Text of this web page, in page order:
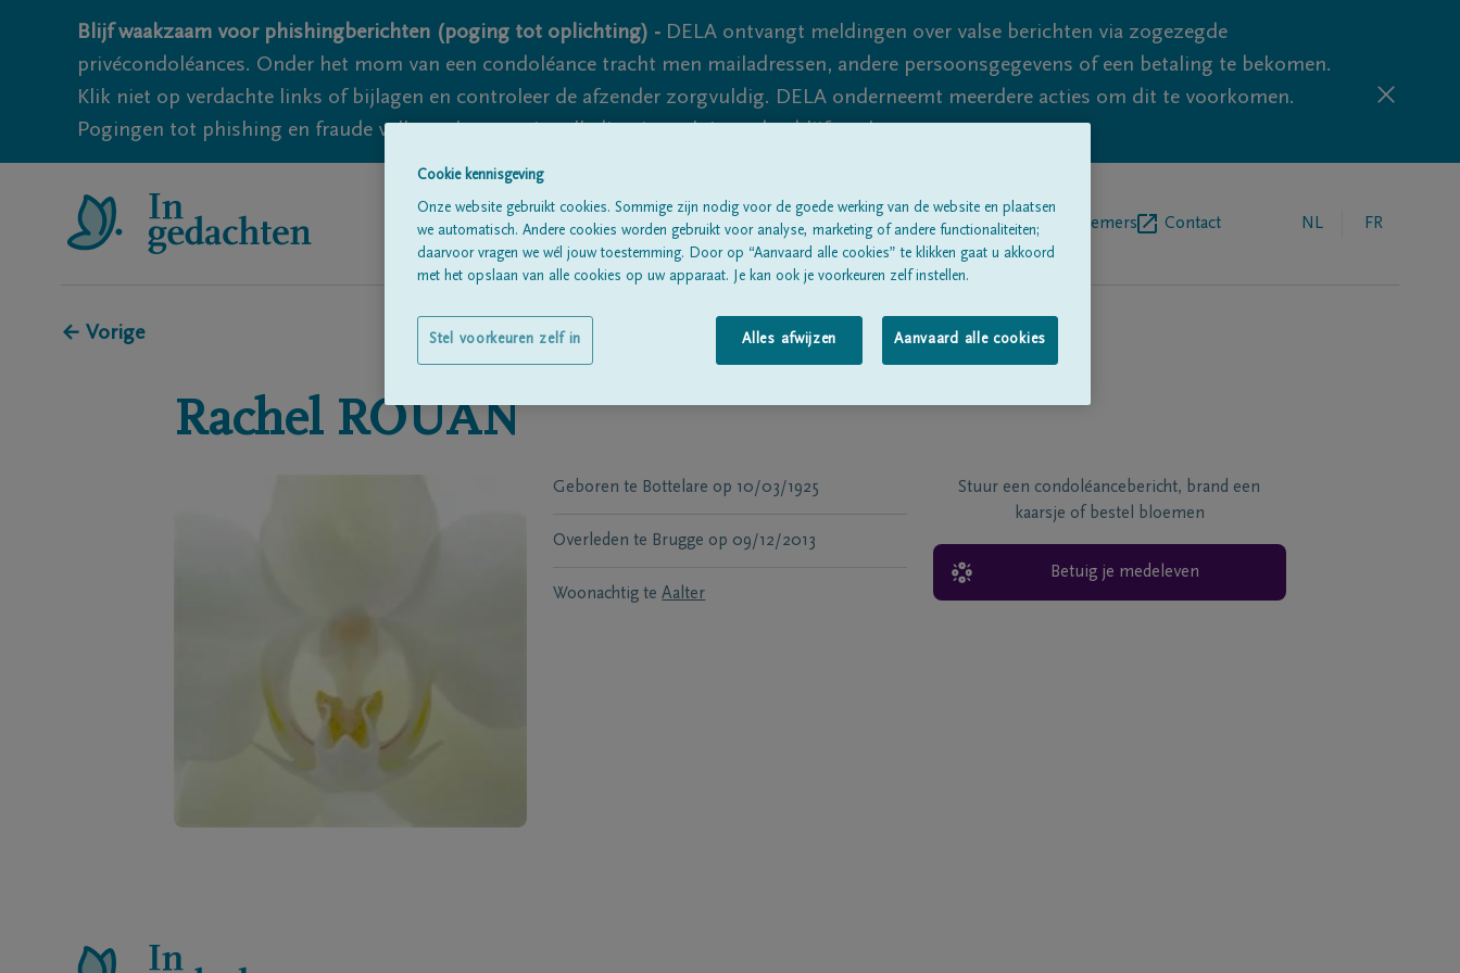
Blijf waakzaam voor phishingberichten (poging tot oplichting) - DELA ontvangt meldingen over valse berichten via zogezegde
privécondoléances. Onder het mom van een condoléance tracht men mailadressen, andere persoonsgegevens of een betaling te bekomen.
Klik niet op verdachte links of bijlagen en controleer de afzender zorgvuldig. DELA onderneemt meerdere acties om dit te voorkomen.
Pogingen tot phishing en fraude vallen echter nooit volledig uit te sluiten, dus blijf waakzaam.
Alle rouwberichtenOver onsBegrafenisondernemers Contact NL FR
← Vorige
Rachel ROUAN
Geboren te Bottelare op 10/03/1925
Overleden te Brugge op 09/12/2013
Woonachtig te Aalter
Stuur een condoléancebericht, brand een
kaarsje of bestel bloemen
Betuig je medeleven
Cookie kennisgeving
Onze website gebruikt cookies. Sommige zijn nodig voor de goede werking van de website en plaatsen
we automatisch. Andere cookies worden gebruikt voor analyse, marketing of andere functionaliteiten;
daarvoor vragen we wél jouw toestemming. Door op “Aanvaard alle cookies” te klikken gaat u akkoord
met het opslaan van alle cookies op uw apparaat. Je kan ook je voorkeuren zelf instellen.
Alles afwijzen Aanvaard alle cookies
Stel voorkeuren zelf in